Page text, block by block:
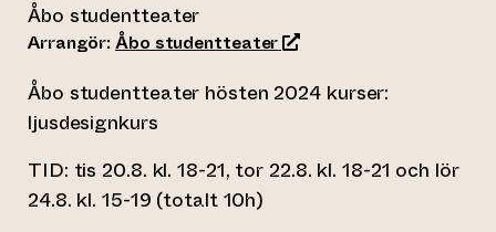
Åbo studentteater
Arrangör:Åbo studentteater(leder till annan
Åbo studentteater hösten 2024 kurser:
ljusdesignkurs
TID: tis 20.8. kl. 18-21, tor 22.8. kl. 18-21 och lör
24.8. kl. 15-19 (totalt 10h)